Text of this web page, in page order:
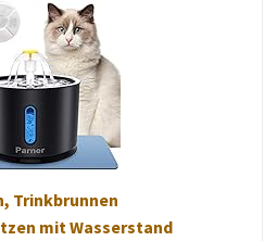
Trinkbrunnen
mit Wasserstand